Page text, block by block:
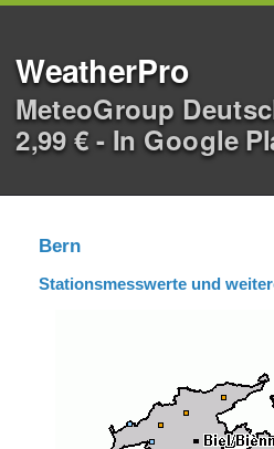
WeatherPro
MeteoGroup
2,99 € - In Google
Bern
Stationsmesswerte und